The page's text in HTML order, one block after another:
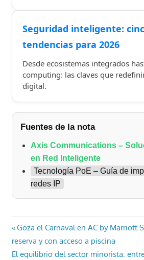
Seguridad inteligente:
tendencias para 2026
Desde ecosistemas integrados
computing: las claves que
digital.
Fuentes de la nota
Axis Communications –
en Red Inteligente
Tecnología PoE – Guía de
redes IP
Navegación
de
Entrada
anterior:
Goza el Carnaval en AC by Marriott
reserva y con acceso a piscina
Entrada
El equilibrio del sector minorista: